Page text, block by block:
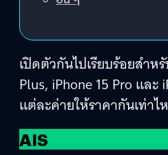
เปิดตัวกันไปเรียบร้อยสำห
Plus, iPhone 15 Pro แล
แต่ละค่ายให้ราคากันเท่า
AIS